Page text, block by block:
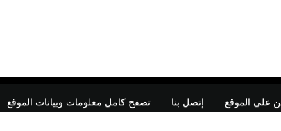
على الموقع إتصل بنا تصفح كامل معلومات وبيانات الموقع